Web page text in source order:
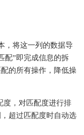
，将这一列的数据导
配”即完成信息的拆
的所有操作，降低操
度，对匹配度进行排
超过匹配度时自动选